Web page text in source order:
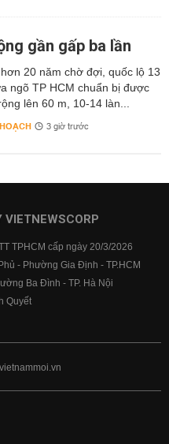
gần gấp ba lần
20 năm chờ đợi, quốc lộ 13
ngõ TP HCM chuẩn bị được
lên 60 m, 10-14 làn...
3 giờ trước
TPHCM cấp ngày 20/3/2026
- Phường Gia Định - TP.HCM
Ba Đình - TP. Hà Nội
Quyết